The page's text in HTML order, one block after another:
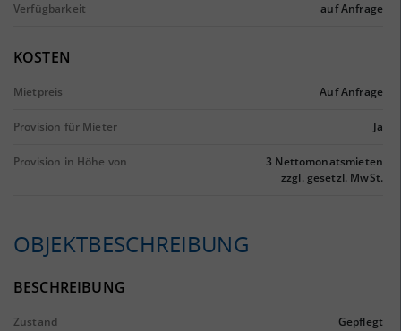
Verfügbarkeit auf Anfrage
KOSTEN
Mietpreis Auf Anfrage
Provision für Mieter Ja
Provision in Höhe von
3 Nettomonatsmieten
zzgl. gesetzl. MwSt.
OBJEKTBESCHREIBUNG
BESCHREIBUNG
Zustand Gepflegt